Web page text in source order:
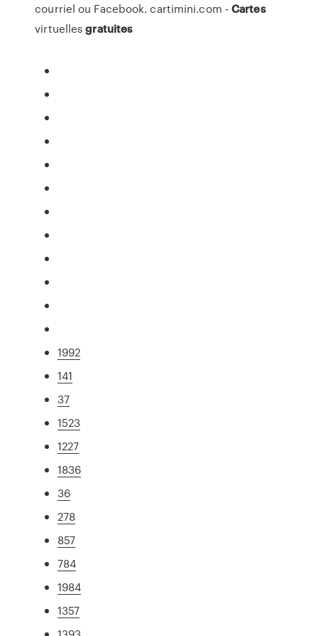
courriel ou Facebook. cartimini.com -Cartes
virtuellesgratuites
1992
141
37
1523
1227
1836
36
278
857
784
1984
1357